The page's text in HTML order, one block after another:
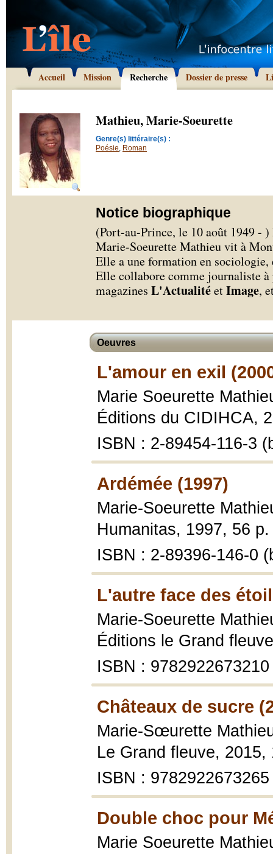
Accueil Mission Recherche Dossier de presse
Mathieu, Marie-Soeurette
Genre(s) littéraire(s) :
Poésie, Roman
Notice biographique
(Port-au-Prince, le 10 août 1949 -
Marie-Soeurette Mathieu vit à
Elle a une formation en
Elle collabore comme journaliste à
magazines L'ActualitéetImage,
Oeuvres
L'amour en exil
Marie Soeurette
Éditions du CIDIHCA,
ISBN : 2-89454-116-3
Ardémée (1997)
Marie-Soeurette
Humanitas, 1997, 56
ISBN : 2-89396-146-0
L'autre face des
Marie-Soeurette
Éditions le Grand
ISBN : 9782922673210
Châteaux de sucre
Marie-Sœurette
Le Grand fleuve,
ISBN : 9782922673265
Double choc pour
Marie Soeurette